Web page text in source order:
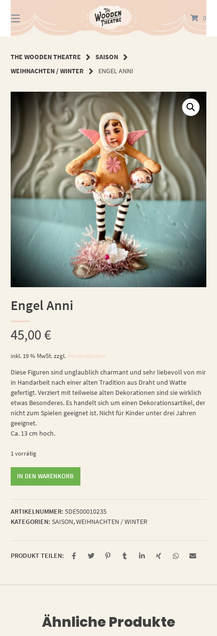
zum
Inhalt
0
THE WOODEN THEATRE
SAISON
WEIHNACHTEN / WINTER
ENGEL ANNI
Engel Anni
45,00€
inkl. 19 % MwSt. zzgl.Versandkosten
Diese Figuren sind unglaublich charmant und sehr liebevoll von mir
in Handarbeit nach einer alten Tradition aus Draht und Watte
gefertigt. Verziert mit teilweise alten Dekorationen sind sie wirklich
etwas Besonderes. Es handelt sich um einen Dekorationsartikel, der
nicht zum Spielen geeignet ist. Nicht für Kinder unter drei Jahren
geeignet.
Ca. 13 cm hoch.
1 vorrätig
IN DEN WARENKORB
ARTIKELNUMMER: 5DE500010235
KATEGORIEN: SAISON,WEIHNACHTEN / WINTER
PRODUKT TEILEN:
Ähnliche Produkte